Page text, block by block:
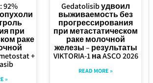
92%
при
раке
+
»
Gedatolisib удвоил
выживаемость без
прогрессирования
при метастатическом
раке молочной
железы – результаты
VIKTORIA-1 на ASCO 2026
READ MORE »